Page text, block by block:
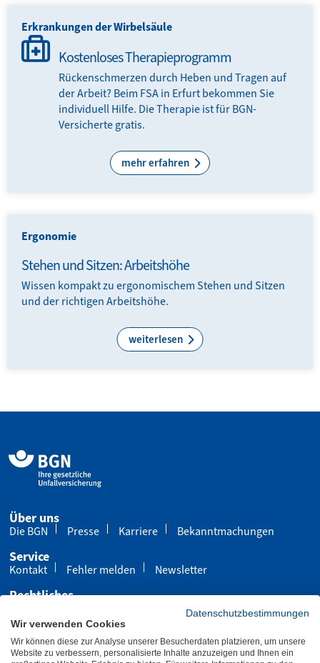
Erkrankungen der Wirbelsäule
Kostenloses Therapieprogramm
Rückenschmerzen durch Heben und Tragen auf
der Arbeit? Beim FSA in Erfurt bekommen Sie
individuell Hilfe. Die Therapie ist für BGN-
Versicherte gratis.
mehr erfahren
Ergonomie
Stehen und Sitzen: Arbeitshöhe
Wissen kompakt zu ergonomischem Stehen und Sitzen
und der richtigen Arbeitshöhe.
weiterlesen
Über uns
Die BGN Presse Karriere Bekanntmachungen
Service
Kontakt Fehler melden Newsletter
Rechtliches
Cookies
Barrierefreiheit
Übersicht Leichte Sprache Gebärdensprache
Datenschutzbestimmungen
Wir verwenden Cookies
Wir können diese zur Analyse unserer Besucherdaten platzieren, um unsere
Website zu verbessern, personalisierte Inhalte anzuzeigen und Ihnen ein